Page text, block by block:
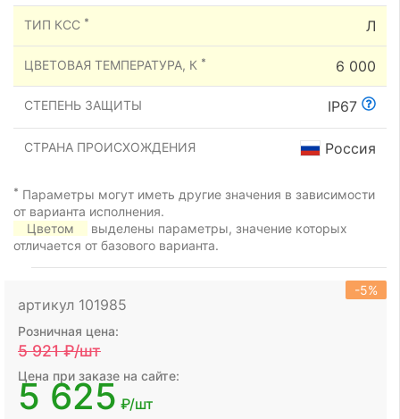
ТИП КСС * Л
ЦВЕТОВАЯ ТЕМПЕРАТУРА, К * 6 000
СТЕПЕНЬ ЗАЩИТЫ IP67
СТРАНА ПРОИСХОЖДЕНИЯ Россия
* Параметры могут иметь другие значения в зависимости
от варианта исполнения.
Цветом
выделены параметры, значение которых
отличается от базового варианта.
артикул 101985
-5%
Розничная цена:
5 921₽/шт
Цена при заказе на сайте:
5 625 ₽/шт